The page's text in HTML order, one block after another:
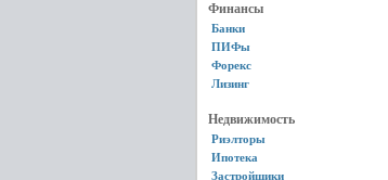
Финансы
Банки
ПИФы
Форекс
Лизинг
Недвижимость
Риэлторы
Ипотека
Застройщики